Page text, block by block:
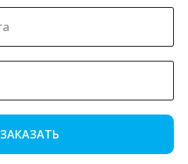
ЗАКАЗАТЬ